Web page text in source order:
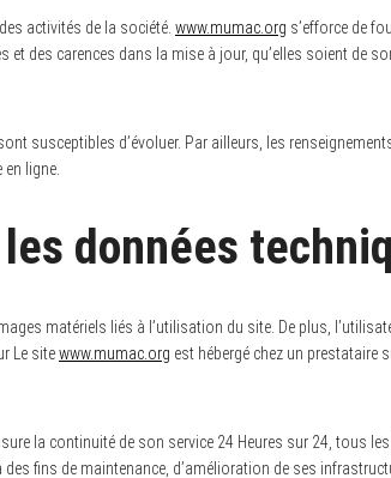
activités de la société. www.mumac.org s’efforce de
des carences dans la mise à jour, qu’elles soient de
susceptibles d’évoluer. Par ailleurs, les
ligne.
données
matériels liés à l’utilisation du site. De plus,
Le sitewww.mumac.org est hébergé chez un prestataire
la continuité de son service 24 Heures sur 24, tous
fins de maintenance, d’amélioration de ses